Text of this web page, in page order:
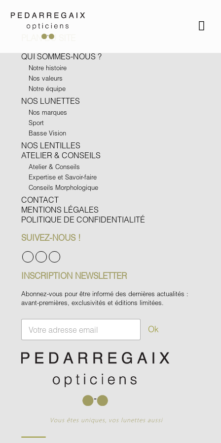
PLAN DU SITE
QUI SOMMES-NOUS ?
Notre histoire
Nos valeurs
Notre équipe
NOS LUNETTES
Nos marques
Sport
Basse Vision
NOS LENTILLES
ATELIER & CONSEILS
Atelier & Conseils
Expertise et Savoir-faire
Conseils Morphologique
CONTACT
MENTIONS LÉGALES
POLITIQUE DE CONFIDENTIALITÉ
SUIVEZ-NOUS !
INSCRIPTION NEWSLETTER
Abonnez-vous pour être informé des dernières actualités :
avant-premières, exclusivités et éditions limitées.
E
a
i
Ok
Vous êtes uniques, vos lunettes aussi